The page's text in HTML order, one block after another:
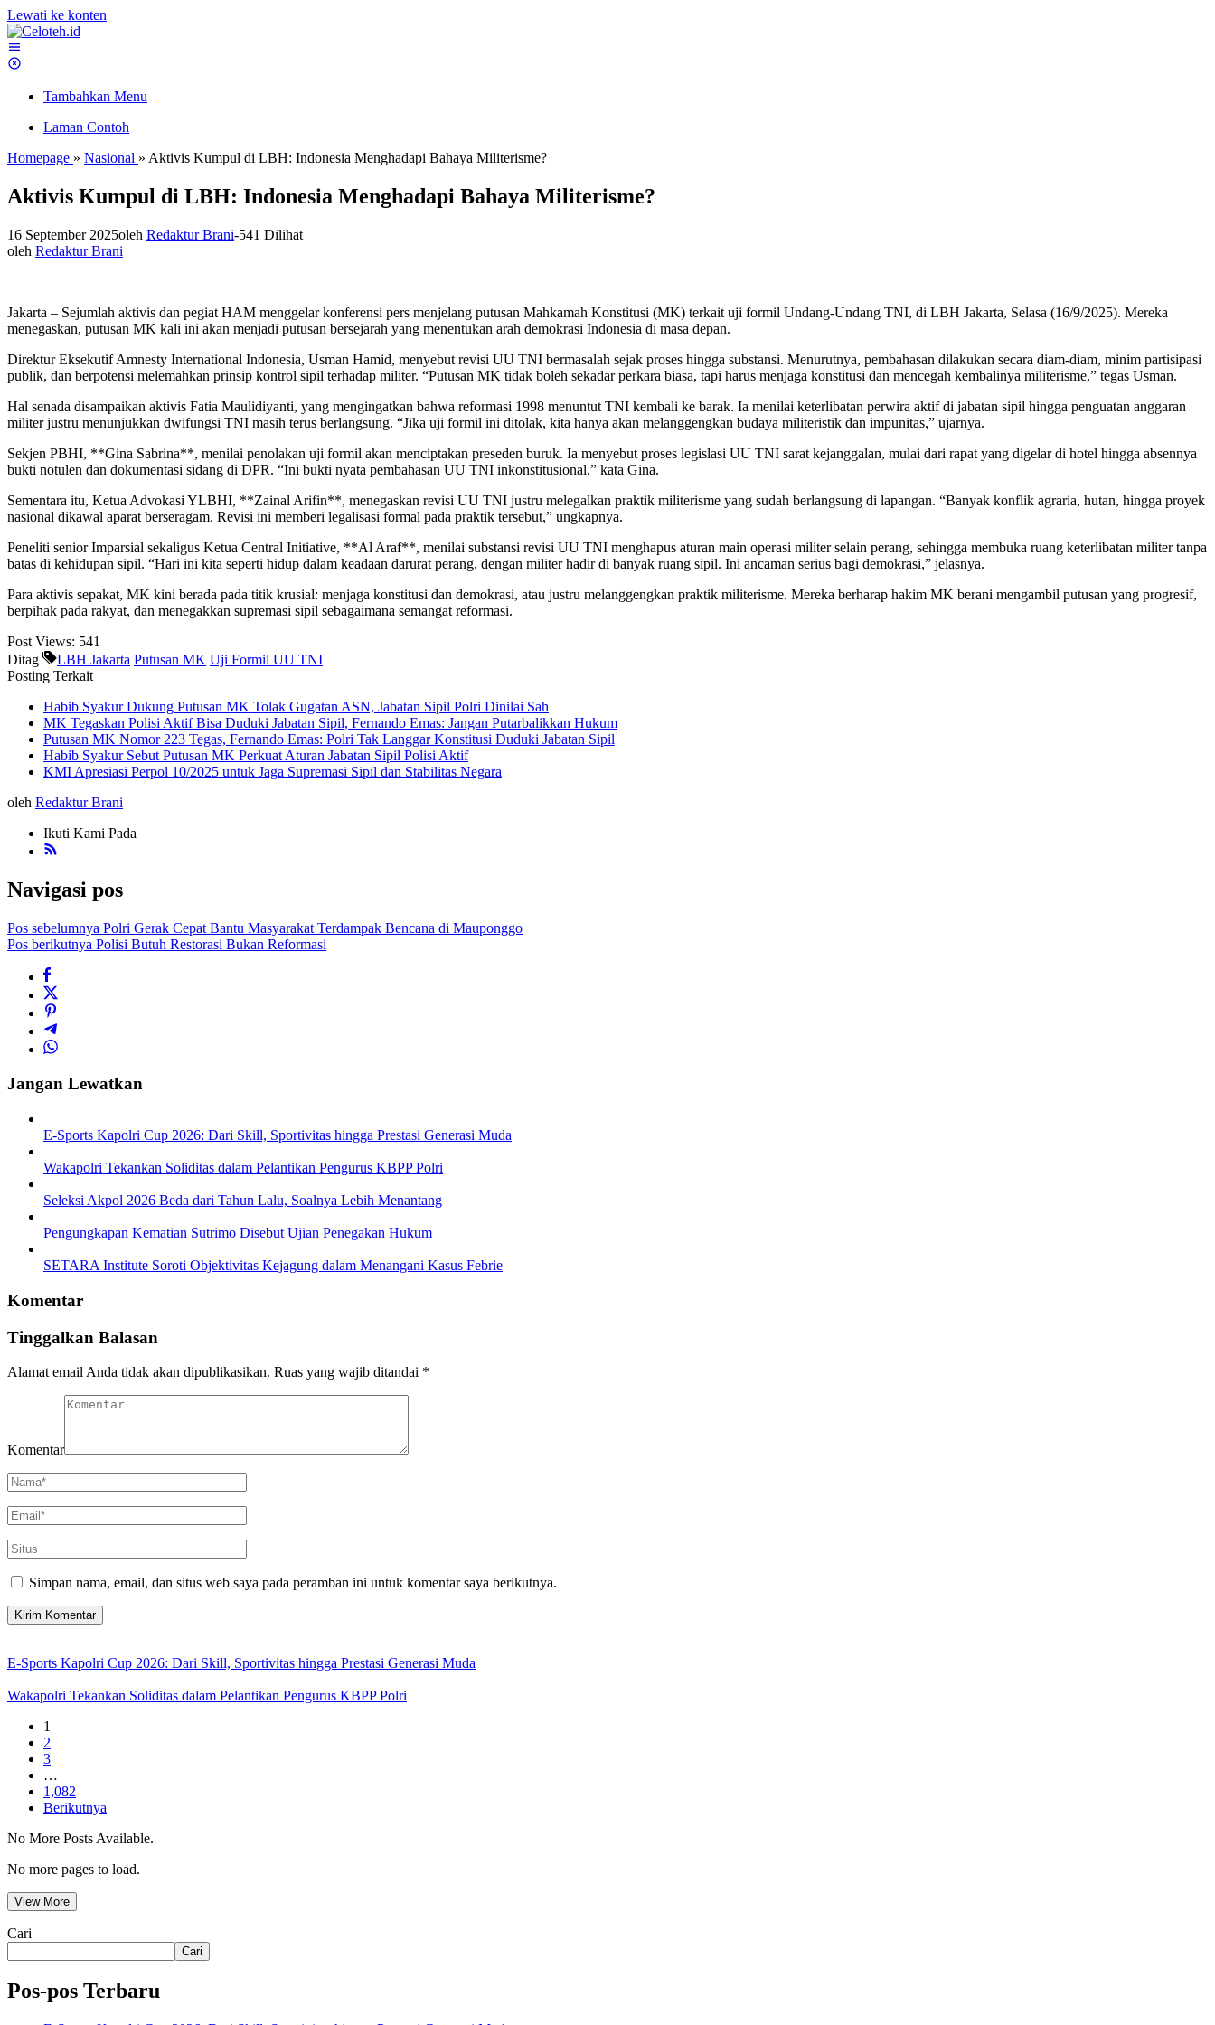
Lewati ke konten
Tambahkan Menu
Laman Contoh
Homepage » Nasional » Aktivis Kumpul di LBH: Indonesia Menghadapi Bahaya Militerisme?
Aktivis Kumpul di LBH: Indonesia Menghadapi Bahaya Militerisme?
16 September 2025oleh Redaktur Brani-541 Dilihat
oleh Redaktur Brani
Jakarta – Sejumlah aktivis dan pegiat HAM menggelar konferensi pers menjelang putusan Mahkamah Konstitusi (MK) terkait uji formil Undang-Undang TNI, di LBH Jakarta, Selasa (16/9/2025). Mereka
menegaskan, putusan MK kali ini akan menjadi putusan bersejarah yang menentukan arah demokrasi Indonesia di masa depan.
Direktur Eksekutif Amnesty International Indonesia, Usman Hamid, menyebut revisi UU TNI bermasalah sejak proses hingga substansi. Menurutnya, pembahasan dilakukan secara diam-diam, minim partisipasi
publik, dan berpotensi melemahkan prinsip kontrol sipil terhadap militer. “Putusan MK tidak boleh sekadar perkara biasa, tapi harus menjaga konstitusi dan mencegah kembalinya militerisme,” tegas Usman.
Hal senada disampaikan aktivis Fatia Maulidiyanti, yang mengingatkan bahwa reformasi 1998 menuntut TNI kembali ke barak. Ia menilai keterlibatan perwira aktif di jabatan sipil hingga penguatan anggaran
militer justru menunjukkan dwifungsi TNI masih terus berlangsung. “Jika uji formil ini ditolak, kita hanya akan melanggengkan budaya militeristik dan impunitas,” ujarnya.
Sekjen PBHI, **Gina Sabrina**, menilai penolakan uji formil akan menciptakan preseden buruk. Ia menyebut proses legislasi UU TNI sarat kejanggalan, mulai dari rapat yang digelar di hotel hingga absennya
bukti notulen dan dokumentasi sidang di DPR. “Ini bukti nyata pembahasan UU TNI inkonstitusional,” kata Gina.
Sementara itu, Ketua Advokasi YLBHI, **Zainal Arifin**, menegaskan revisi UU TNI justru melegalkan praktik militerisme yang sudah berlangsung di lapangan. “Banyak konflik agraria, hutan, hingga proyek
nasional dikawal aparat berseragam. Revisi ini memberi legalisasi formal pada praktik tersebut,” ungkapnya.
Peneliti senior Imparsial sekaligus Ketua Central Initiative, **Al Araf**, menilai substansi revisi UU TNI menghapus aturan main operasi militer selain perang, sehingga membuka ruang keterlibatan militer tanpa
batas di kehidupan sipil. “Hari ini kita seperti hidup dalam keadaan darurat perang, dengan militer hadir di banyak ruang sipil. Ini ancaman serius bagi demokrasi,” jelasnya.
Para aktivis sepakat, MK kini berada pada titik krusial: menjaga konstitusi dan demokrasi, atau justru melanggengkan praktik militerisme. Mereka berharap hakim MK berani mengambil putusan yang progresif,
berpihak pada rakyat, dan menegakkan supremasi sipil sebagaimana semangat reformasi.
Post Views: 541
Ditag
LBH Jakarta Putusan MK Uji Formil UU TNI
Posting Terkait
Habib Syakur Dukung Putusan MK Tolak Gugatan ASN, Jabatan Sipil Polri Dinilai Sah
MK Tegaskan Polisi Aktif Bisa Duduki Jabatan Sipil, Fernando Emas: Jangan Putarbalikkan Hukum
Putusan MK Nomor 223 Tegas, Fernando Emas: Polri Tak Langgar Konstitusi Duduki Jabatan Sipil
Habib Syakur Sebut Putusan MK Perkuat Aturan Jabatan Sipil Polisi Aktif
KMI Apresiasi Perpol 10/2025 untuk Jaga Supremasi Sipil dan Stabilitas Negara
oleh Redaktur Brani
Ikuti Kami Pada
Navigasi pos
Pos sebelumnya Polri Gerak Cepat Bantu Masyarakat Terdampak Bencana di Mauponggo
Pos berikutnya Polisi Butuh Restorasi Bukan Reformasi
Jangan Lewatkan
E-Sports Kapolri Cup 2026: Dari Skill, Sportivitas hingga Prestasi Generasi Muda
Wakapolri Tekankan Soliditas dalam Pelantikan Pengurus KBPP Polri
Seleksi Akpol 2026 Beda dari Tahun Lalu, Soalnya Lebih Menantang
Pengungkapan Kematian Sutrimo Disebut Ujian Penegakan Hukum
SETARA Institute Soroti Objektivitas Kejagung dalam Menangani Kasus Febrie
Komentar
Tinggalkan Balasan
Alamat email Anda tidak akan dipublikasikan. Ruas yang wajib ditandai *
Komentar
Simpan nama, email, dan situs web saya pada peramban ini untuk komentar saya berikutnya.
E-Sports Kapolri Cup 2026: Dari Skill, Sportivitas hingga Prestasi Generasi Muda
Wakapolri Tekankan Soliditas dalam Pelantikan Pengurus KBPP Polri
1
2
3
…
1,082
Berikutnya
No More Posts Available.
No more pages to load.
View More
Cari
Cari
Pos-pos Terbaru